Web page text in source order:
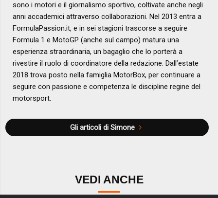
sono i motori e il giornalismo sportivo, coltivate anche negli
anni accademici attraverso collaborazioni. Nel 2013 entra a
FormulaPassion.it, e in sei stagioni trascorse a seguire
Formula 1 e MotoGP (anche sul campo) matura una
esperienza straordinaria, un bagaglio che lo porterà a
rivestire il ruolo di coordinatore della redazione. Dall’estate
2018 trova posto nella famiglia MotorBox, per continuare a
seguire con passione e competenza le discipline regine del
motorsport.
Gli articoli di Simone
VEDI ANCHE